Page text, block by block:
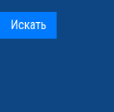
Искать